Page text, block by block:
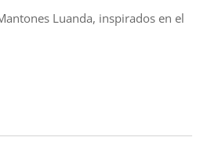
Luanda, inspirados en el